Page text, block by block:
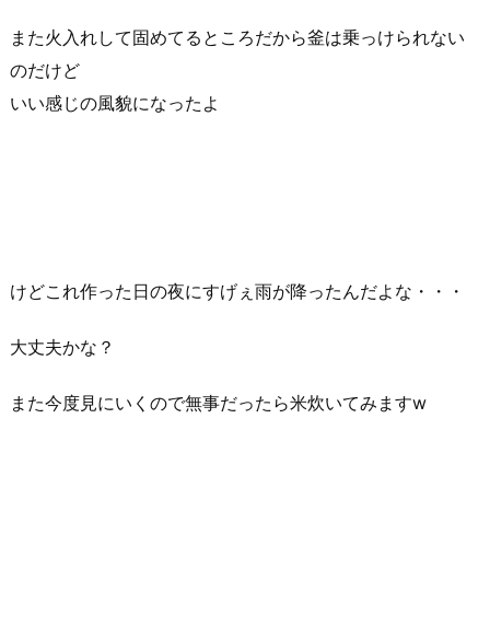
また火入れして固めてるところだから釜は乗っけられない
のだけど
いい感じの風貌になったよ
けどこれ作った日の夜にすげぇ雨が降ったんだよな・・・
大丈夫かな？
また今度見にいくので無事だったら米炊いてみますw